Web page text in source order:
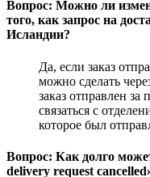
Вопрос: Можно ли
того, как запрос на
Исландии?
Да, если заказ
можно сделать
заказ отправлен
связаться с
которое был
Вопрос: Как долго
delivery request